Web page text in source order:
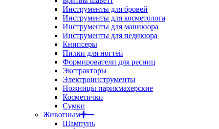
Инструменты для бровей
Инструменты для косметолога
Инструменты для маникюра
Инструменты для педикюра
Книпсеры
Пилки для ногтей
Формирователи для ресниц
Экстракторы
Электроинструменты
Ножницы парикмахерские
Косметички
Сумки
Животным
Шампунь